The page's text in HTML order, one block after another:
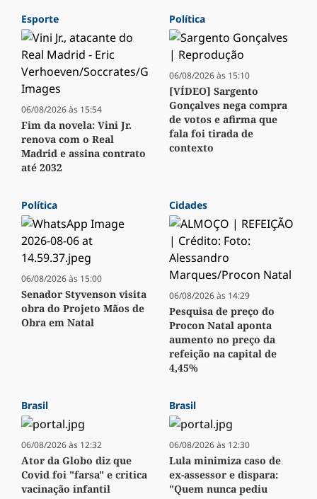
Esporte
06/08/2026 às 15:54
Fim da novela: Vini Jr.
renova com o Real
Madrid e assina contrato
até 2032
Política
06/08/2026 às 15:10
[VÍDEO] Sargento
Gonçalves nega compra
de votos e afirma que
fala foi tirada de
contexto
Política
06/08/2026 às 15:00
Senador Styvenson visita
obra do Projeto Mãos de
Obra em Natal
Cidades
06/08/2026 às 14:29
Pesquisa de preço do
Procon Natal aponta
aumento no preço da
refeição na capital de
4,45%
Brasil
06/08/2026 às 12:32
Ator da Globo diz que
Covid foi "farsa" e critica
vacinação infantil
Brasil
06/08/2026 às 12:30
Lula minimiza caso de
ex-assessor e dispara:
"Quem nunca pediu